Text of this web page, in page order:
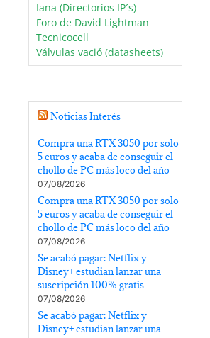
Iana (Directorios IP´s)
Foro de David Lightman
Tecnicocell
Válvulas vació (datasheets)
Noticias Interés
Compra una RTX 3050 por solo
5 euros y acaba de conseguir el
chollo de PC más loco del año
07/08/2026
Compra una RTX 3050 por solo
5 euros y acaba de conseguir el
chollo de PC más loco del año
07/08/2026
Se acabó pagar: Netflix y
Disney+ estudian lanzar una
suscripción 100% gratis
07/08/2026
Se acabó pagar: Netflix y
Disney+ estudian lanzar una